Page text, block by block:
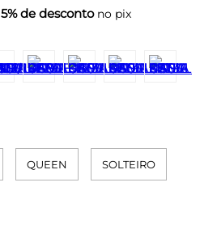
5% de descontono pix
QUEEN SOLTEIRO